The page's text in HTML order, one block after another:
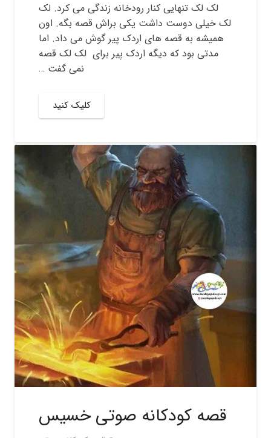
لک لک تنهایی کنار رودخانه زندگی می کرد. لک
لک خیلی دوست داشت یکی براش قصه بگه. اون
همیشه به قصه های اردک پیر گوش می داد. اما
مدتی بود که دیگه اردک پیر برای لک لک قصه
نمی گفت …
کلیک کنید
قصه کودکانه صوتی خسیس